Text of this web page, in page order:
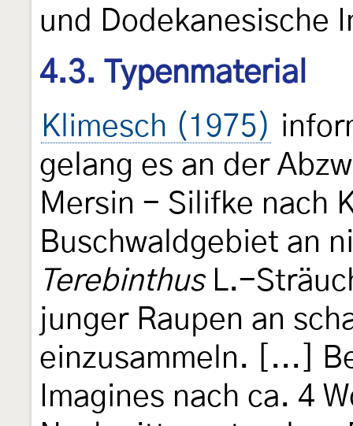
und Dodekanesische
4.3. Typenmaterial
Klimesch (1975)
gelang es an der
Mersin - Silifke nach
Buschwaldgebiet an
TerebinthusL.-
junger Raupen an
einzusammeln. [...]
Imagines nach ca. 4